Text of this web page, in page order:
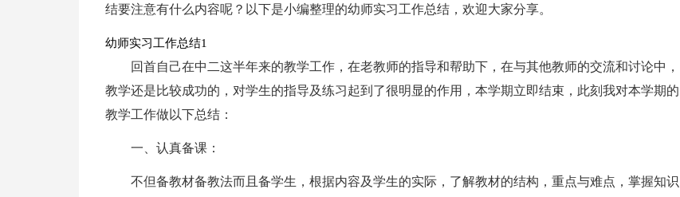
结要注意有什么内容呢？以下是小编整理的幼师实习工作总结，欢迎大家分享。
幼师实习工作总结1
回首自己在中二这半年来的教学工作，在老教师的指导和帮助下，在与其他教师的交流和讨论中，
教学还是比较成功的，对学生的指导及练习起到了很明显的作用，本学期立即结束，此刻我对本学期的
教学工作做以下总结：
一、认真备课：
不但备教材备教法而且备学生，根据内容及学生的实际，了解教材的结构，重点与难点，掌握知识